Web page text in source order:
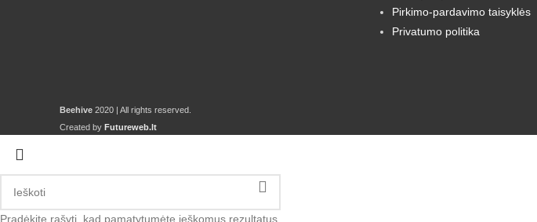
Pirkimo-pardavimo taisyklės
Privatumo politika
Beehive 2020 | All rights reserved.
Created by Futureweb.lt
Pradėkite rašyti, kad pamatytumėte ieškomus rezultatus.